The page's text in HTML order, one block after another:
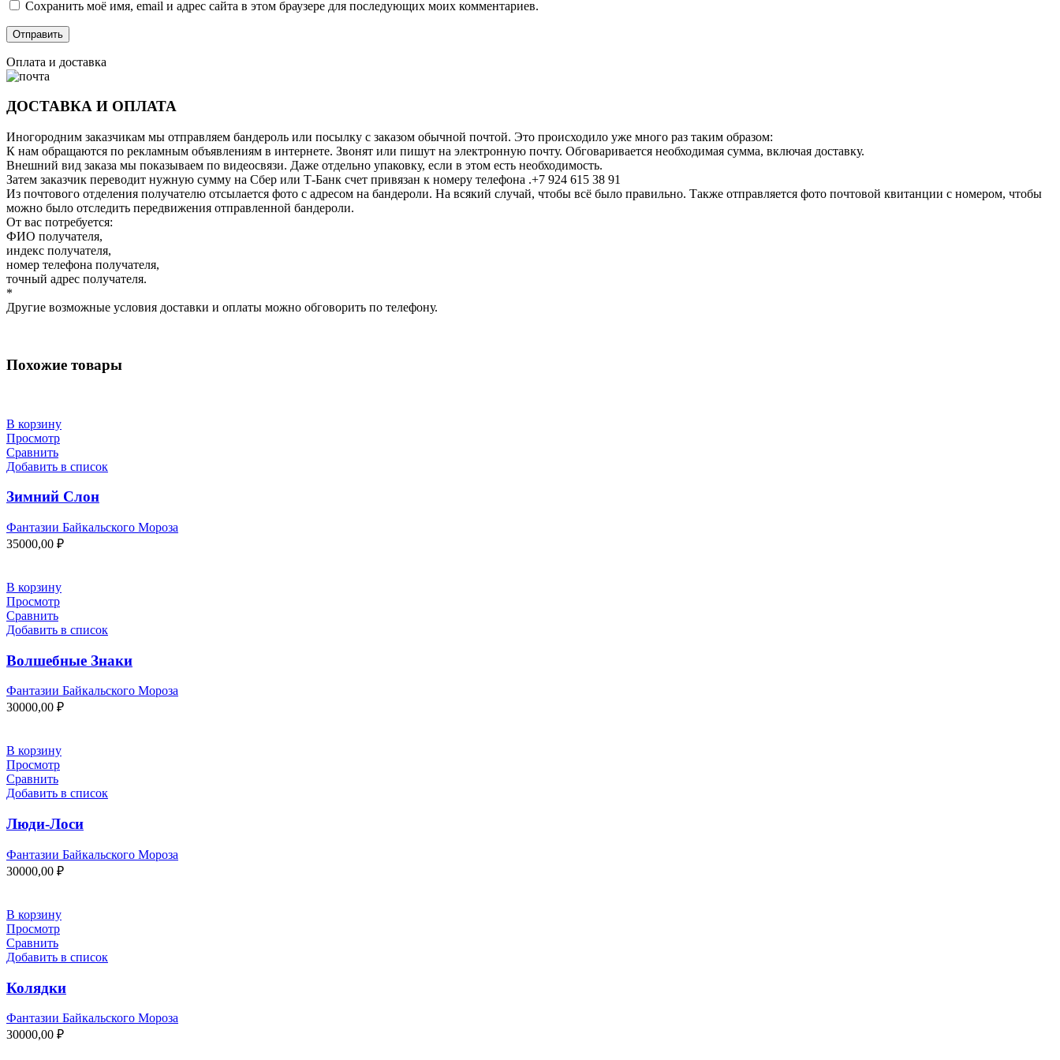
Сохранить моё имя, email и адрес сайта в этом браузере для последующих моих комментариев.
Оплата и доставка
ДОСТАВКА И ОПЛАТА
Иногородним заказчикам мы отправляем бандероль или посылку с заказом обычной почтой. Это происходило уже много раз таким образом:
К нам обращаются по рекламным объявлениям в интернете. Звонят или пишут на электронную почту. Обговаривается необходимая сумма, включая доставку.
Внешний вид заказа мы показываем по видеосвязи. Даже отдельно упаковку, если в этом есть необходимость.
Затем заказчик переводит нужную сумму на Сбер или Т-Банк счет привязан к номеру телефона .+7 924 615 38 91
Из почтового отделения получателю отсылается фото с адресом на бандероли. На всякий случай, чтобы всё было правильно. Также отправляется фото почтовой квитанции с номером, чтобы
можно было отследить передвижения отправленной бандероли.
От вас потребуется:
ФИО получателя,
индекс получателя,
номер телефона получателя,
точный адрес получателя.
*
Другие возможные условия доставки и оплаты можно обговорить по телефону.
Похожие товары
В корзину
Просмотр
Сравнить
Добавить в список
Зимний Слон
Фантазии Байкальского Мороза
35000,00 ₽
В корзину
Просмотр
Сравнить
Добавить в список
Волшебные Знаки
Фантазии Байкальского Мороза
30000,00 ₽
В корзину
Просмотр
Сравнить
Добавить в список
Люди-Лоси
Фантазии Байкальского Мороза
30000,00 ₽
В корзину
Просмотр
Сравнить
Добавить в список
Колядки
Фантазии Байкальского Мороза
30000,00 ₽